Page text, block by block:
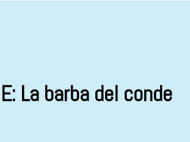
La barba del conde